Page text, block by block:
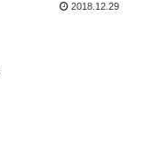
2018.12.29